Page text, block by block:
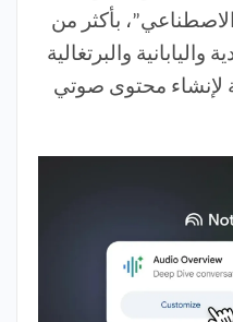
بأكثر من
واليابانية والبرتغالية
لإنشاء محتوى صوتي